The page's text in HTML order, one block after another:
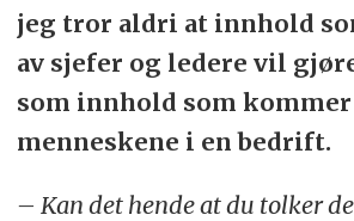
jeg tror aldri at innhold
av sjefer og ledere vil
som innhold som
menneskene i en bedrift.
– Kan det hende at du tolker